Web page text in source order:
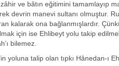
ve bâtın eğitimini tamamlayıp
devrin manevi sultanı olmuştur.
kalarak ona bağlanmışlardır.
için ise Ehlibeyt yolu takip
bilemez.
yoluna talip olan tıpkı Hânedan-ı